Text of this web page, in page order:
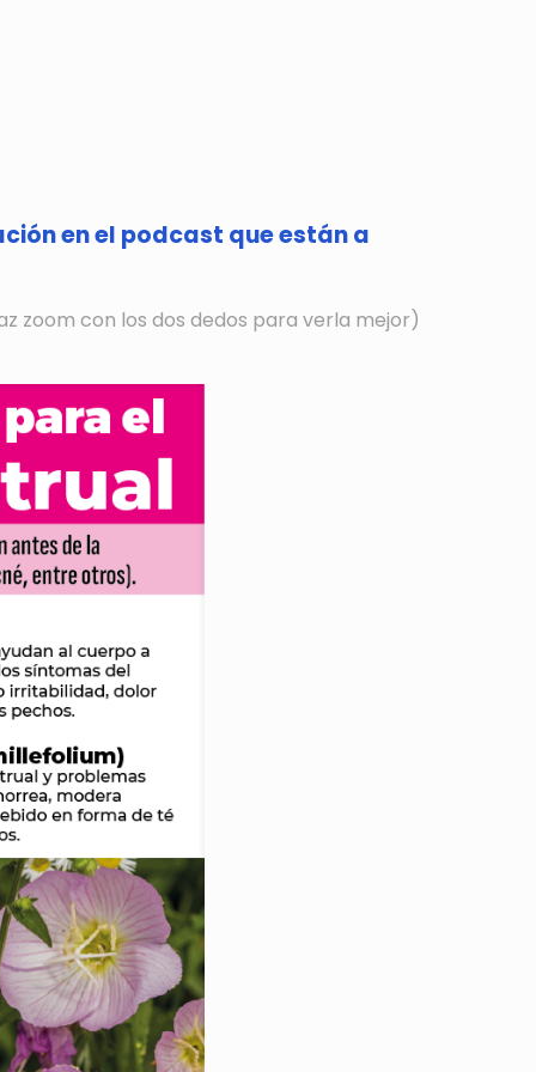
en el podcast que están a
zoom con los dos dedos para verla mejor)